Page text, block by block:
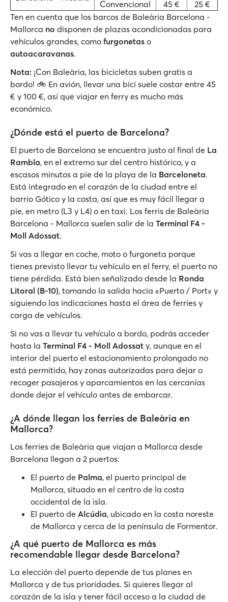
Convencional
45 €
25 €
Ten en cuenta que los barcos de Baleària Barcelona -
Mallorca no disponen de plazas acondicionadas para
vehículos grandes, como furgonetas o
autoacaravanas.
Nota: ¡Con Baleària, las bicicletas suben gratis a
bordo! 🚲 En avión, llevar una bici suele costar entre 45
€ y 100 €, así que viajar en ferry es mucho más
económico.
¿Dónde está el puerto de Barcelona?
El puerto de Barcelona se encuentra justo al final de La
Rambla, en el extremo sur del centro histórico, y a
escasos minutos a pie de la playa de la Barceloneta.
Está integrado en el corazón de la ciudad entre el
barrio Gótico y la costa, así que es muy fácil llegar a
pie, en metro (L3 y L4) o en taxi. Los ferris de Baleària
Barcelona - Mallorca suelen salir de la Terminal F4 -
Moll Adossat.
Si vas a llegar en coche, moto o furgoneta porque
tienes previsto llevar tu vehículo en el ferry, el puerto no
tiene pérdida. Está bien señalizado desde la Ronda
Litoral (B‑10), tomando la salida hacia «Puerto / Port» y
siguiendo las indicaciones hasta el área de ferries y
carga de vehículos.
Si no vas a llevar tu vehículo a bordo, podrás acceder
hasta la Terminal F4 - Moll Adossat y, aunque en el
interior del puerto el estacionamiento prolongado no
está permitido, hay zonas autorizadas para dejar o
recoger pasajeros y aparcamientos en las cercanías
donde dejar el vehículo antes de embarcar.
¿A dónde llegan los ferries de Baleària en
Mallorca?
Los ferries de Baleària que viajan a Mallorca desde
Barcelona llegan a 2 puertos:
El puerto de Palma, el puerto principal de
Mallorca, situado en el centro de la costa
occidental de la isla.
El puerto de Alcúdia, ubicado en la costa noreste
de Mallorca y cerca de la península de Formentor.
¿A qué puerto de Mallorca es más
recomendable llegar desde Barcelona?
La elección del puerto depende de tus planes en
Mallorca y de tus prioridades. Si quieres llegar al
corazón de la isla y tener fácil acceso a la ciudad de